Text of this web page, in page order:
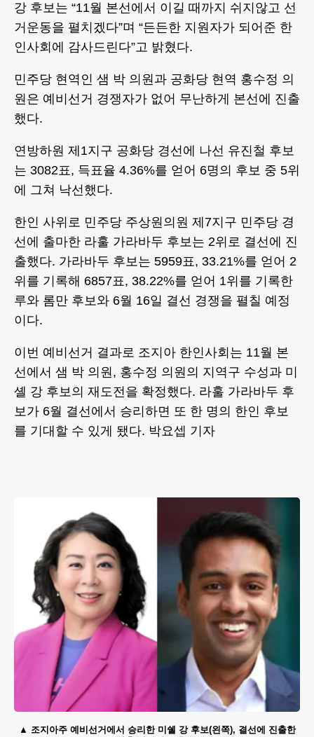
강 후보는 “11월 본선에서 이길 때까지 쉬지않고 선
거운동을 펼치겠다”며 “든든한 지원자가 되어준 한
인사회에 감사드린다”고 밝혔다.
민주당 현역인 샘 박 의원과 공화당 현역 홍수정 의
원은 예비선거 경쟁자가 없어 무난하게 본선에 진출
했다.
연방하원 제1지구 공화당 경선에 나선 유진철 후보
는 3082표, 득표율 4.36%를 얻어 6명의 후보 중 5위
에 그쳐 낙선했다.
한인 사위로 민주당 주상원의원 제7지구 민주당 경
선에 출마한 라훌 가라바두 후보는 2위로 결선에 진
출했다. 가라바두 후보는 5959표, 33.21%를 얻어 2
위를 기록해 6857표, 38.22%를 얻어 1위를 기록한
루와 롬만 후보와 6월 16일 결선 경쟁을 펼칠 예정
이다.
이번 예비선거 결과로 조지아 한인사회는 11월 본
선에서 샘 박 의원, 홍수정 의원의 지역구 수성과 미
셸 강 후보의 재도전을 확정했다. 라훌 가라바두 후
보가 6월 결선에서 승리하면 또 한 명의 한인 후보
를 기대할 수 있게 됐다. 박요셉 기자
조지아주 예비선거에서 승리한 미쉘 강 후보(왼쪽), 결선에 진출한